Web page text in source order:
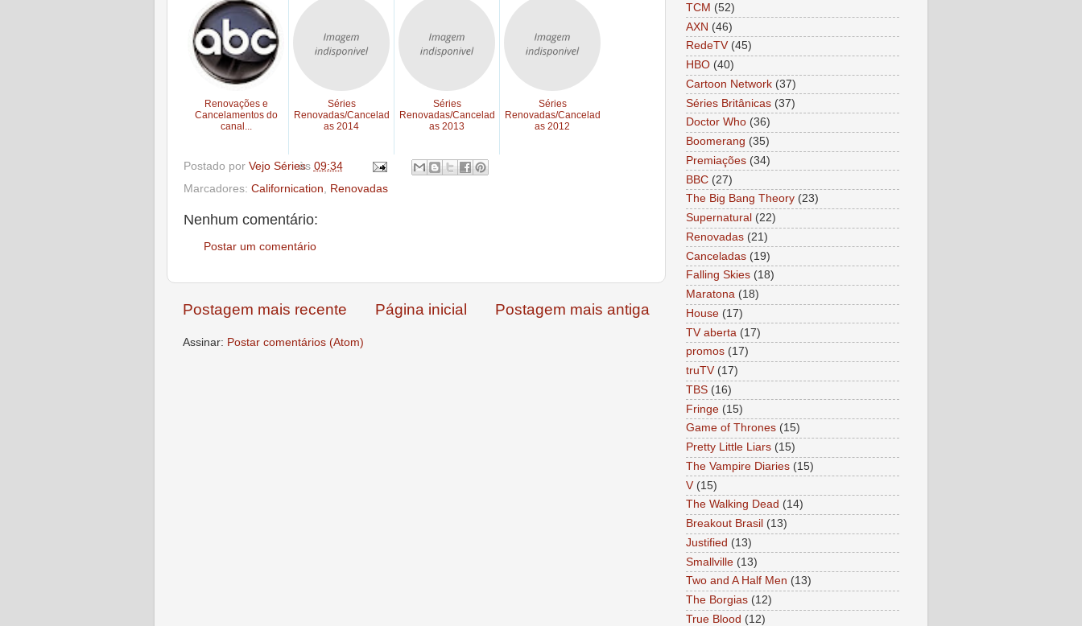
Renovações e
Cancelamentos do
canal...
Séries
Renovadas/Cancelad
as 2014
Séries
Renovadas/Cancelad
as 2013
Séries
Renovadas/Cancelad
as 2012
Postado por Vejo Sériesàs 09:34
Marcadores: Californication, Renovadas
Nenhum comentário:
Postar um comentário
Postagem mais recente Postagem mais antiga
Página inicial
Assinar: Postar comentários (Atom)
TCM (52)
AXN (46)
RedeTV (45)
HBO (40)
Cartoon Network (37)
Séries Britânicas (37)
Doctor Who (36)
Boomerang (35)
Premiações (34)
BBC (27)
The Big Bang Theory (23)
Supernatural (22)
Renovadas (21)
Canceladas (19)
Falling Skies (18)
Maratona (18)
House (17)
TV aberta (17)
promos (17)
truTV (17)
TBS (16)
Fringe (15)
Game of Thrones (15)
Pretty Little Liars (15)
The Vampire Diaries (15)
V (15)
The Walking Dead (14)
Breakout Brasil (13)
Justified (13)
Smallville (13)
Two and A Half Men (13)
The Borgias (12)
True Blood (12)